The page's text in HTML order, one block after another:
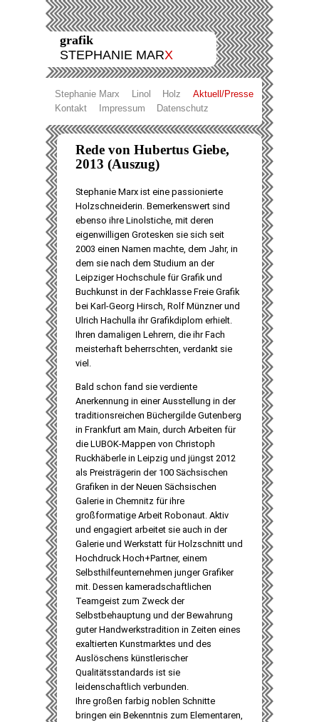
grafik
STEPHANIE MARX
Stephanie Marx Linol Holz
Aktuell/Presse
Kontakt
Impressum Datenschutz
Rede von Hubertus Giebe,
2013 (Auszug)
Stephanie Marx ist eine passionierte
Holzschneiderin. Bemerkenswert sind
ebenso ihre Linolstiche, mit deren
eigenwilligen Grotesken sie sich seit
2003 einen Namen machte, dem Jahr, in
dem sie nach dem Studium an der
Leipziger Hochschule für Grafik und
Buchkunst in der Fachklasse Freie Grafik
bei Karl-Georg Hirsch, Rolf Münzner und
Ulrich Hachulla ihr Grafikdiplom erhielt.
Ihren damaligen Lehrern, die ihr Fach
meisterhaft beherrschten, verdankt sie
viel.
Bald schon fand sie verdiente
Anerkennung in einer Ausstellung in der
traditionsreichen Büchergilde Gutenberg
in Frankfurt am Main, durch Arbeiten für
die LUBOK-Mappen von Christoph
Ruckhäberle in Leipzig und jüngst 2012
als Preisträgerin der 100 Sächsischen
Grafiken in der Neuen Sächsischen
Galerie in Chemnitz für ihre
großformatige Arbeit Robonaut. Aktiv
und engagiert arbeitet sie auch in der
Galerie und Werkstatt für Holzschnitt und
Hochdruck Hoch+Partner, einem
Selbsthilfeunternehmen junger Grafiker
mit. Dessen kameradschaftlichen
Teamgeist zum Zweck der
Selbstbehauptung und der Bewahrung
guter Handwerkstradition in Zeiten eines
exaltierten Kunstmarktes und des
Auslöschens künstlerischer
Qualitätsstandards ist sie
leidenschaftlich verbunden.
Ihre großen farbig noblen Schnitte
bringen ein Bekenntnis zum Elementaren,